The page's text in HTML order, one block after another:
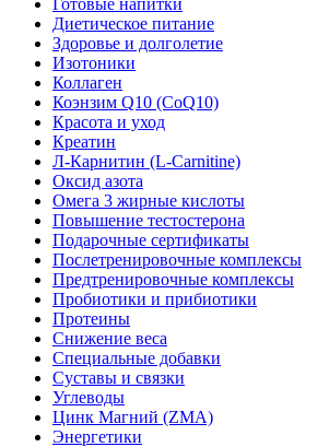
Готовые напитки
Диетическое питание
Здоровье и долголетие
Изотоники
Коллаген
Коэнзим Q10 (CoQ10)
Красота и уход
Креатин
Л-Карнитин (L-Сarnitine)
Оксид азота
Омега 3 жирные кислоты
Повышение тестостерона
Подарочные сертификаты
Послетренировочные комплексы
Предтренировочные комплексы
Пробиотики и прибиотики
Протеины
Снижение веса
Специальные добавки
Суставы и связки
Углеводы
Цинк Магний (ZMA)
Энергетики